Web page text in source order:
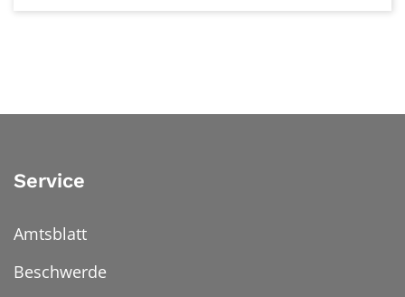
Service
Amtsblatt
Beschwerde